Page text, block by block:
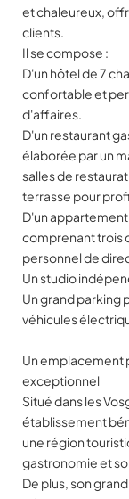
et chaleureux,
clients.
Il se compose :
D'un hôtel de 7
confortable et
d'affaires.
D'un restaurant
élaborée par un
salles de
terrasse pour
D'un
comprenant trois
personnel de
Un studio
Un grand parking
véhicules
Un emplacement
exceptionnel
Situé dans les
établissement
une région
gastronomie et
De plus, son